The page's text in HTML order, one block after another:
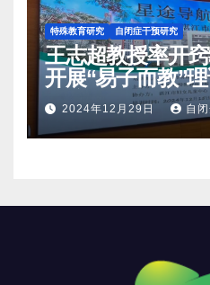
特殊教育研究 自闭症干预研究
王志超教授率开
开展“易子而教”
长培训活动
2024年12月29日 自